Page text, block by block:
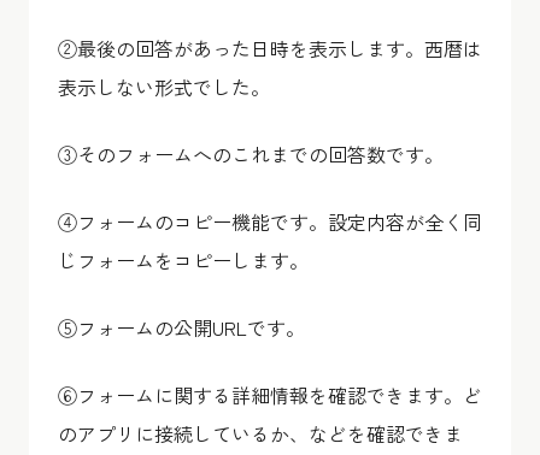
②最後の回答があった日時を表示します。西暦は
表示しない形式でした。
③そのフォームへのこれまでの回答数です。
④フォームのコピー機能です。設定内容が全く同
じフォームをコピーします。
⑤フォームの公開URLです。
⑥フォームに関する詳細情報を確認できます。ど
のアプリに接続しているか、などを確認できま